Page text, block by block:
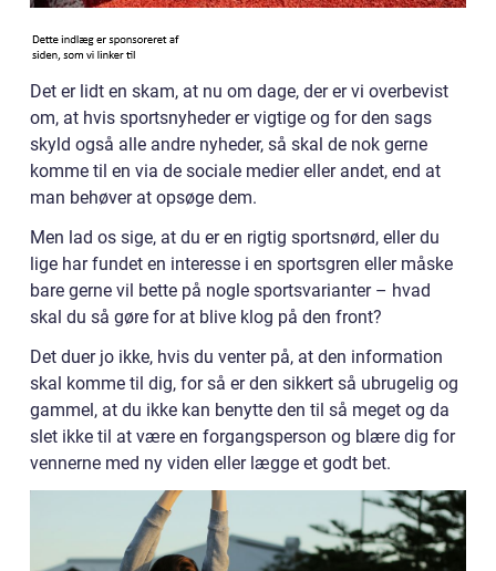
Det er lidt en skam, at nu om dage, der er vi overbevist
om, at hvis sportsnyheder er vigtige og for den sags
skyld også alle andre nyheder, så skal de nok gerne
komme til en via de sociale medier eller andet, end at
man behøver at opsøge dem.
Men lad os sige, at du er en rigtig sportsnørd, eller du
lige har fundet en interesse i en sportsgren eller måske
bare gerne vil bette på nogle sportsvarianter – hvad
skal du så gøre for at blive klog på den front?
Det duer jo ikke, hvis du venter på, at den information
skal komme til dig, for så er den sikkert så ubrugelig og
gammel, at du ikke kan benytte den til så meget og da
slet ikke til at være en forgangsperson og blære dig for
vennerne med ny viden eller lægge et godt bet.